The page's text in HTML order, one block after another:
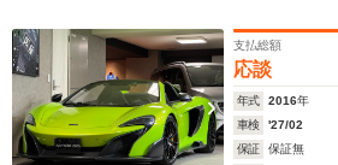
ーズコント
ワーバックドア
支払総額
応談
年式 2016年
車検
'27/02
保証
保証無